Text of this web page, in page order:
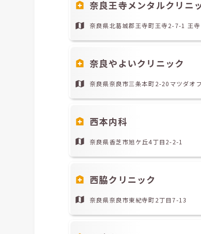
奈良王寺メンタルクリニ
奈良県北葛城郡王寺町王寺2-7-1 王
奈良やよいクリニック
奈良県奈良市三条本町2-20マツダオ
西本内科
奈良県香芝市旭ケ丘4丁目2-2-1
西脇クリニック
奈良県奈良市東紀寺町2丁目7-13